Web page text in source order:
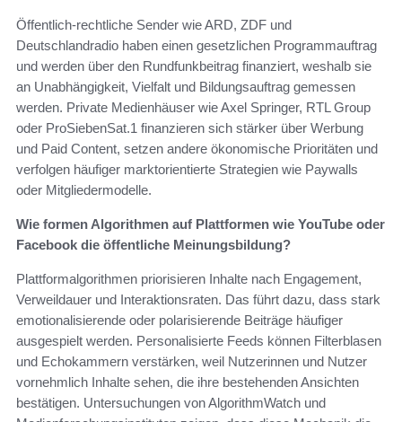
Öffentlich-rechtliche Sender wie ARD, ZDF und
Deutschlandradio haben einen gesetzlichen Programmauftrag
und werden über den Rundfunkbeitrag finanziert, weshalb sie
an Unabhängigkeit, Vielfalt und Bildungsauftrag gemessen
werden. Private Medienhäuser wie Axel Springer, RTL Group
oder ProSiebenSat.1 finanzieren sich stärker über Werbung
und Paid Content, setzen andere ökonomische Prioritäten und
verfolgen häufiger marktorientierte Strategien wie Paywalls
oder Mitgliedermodelle.
Wie formen Algorithmen auf Plattformen wie YouTube oder
Facebook die öffentliche Meinungsbildung?
Plattformalgorithmen priorisieren Inhalte nach Engagement,
Verweildauer und Interaktionsraten. Das führt dazu, dass stark
emotionalisierende oder polarisierende Beiträge häufiger
ausgespielt werden. Personalisierte Feeds können Filterblasen
und Echokammern verstärken, weil Nutzerinnen und Nutzer
vornehmlich Inhalte sehen, die ihre bestehenden Ansichten
bestätigen. Untersuchungen von AlgorithmWatch und